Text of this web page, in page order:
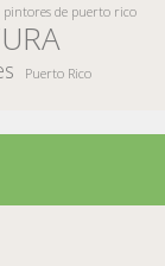
pintores de puerto rico
Puerto Rico